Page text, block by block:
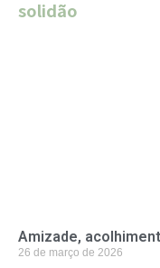
Amizade,
26 de março de 2026